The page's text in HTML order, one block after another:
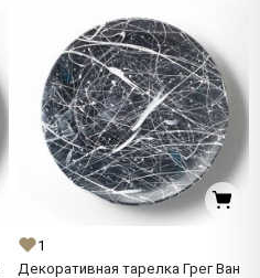
1
Декоративная тарелка Грег Ван